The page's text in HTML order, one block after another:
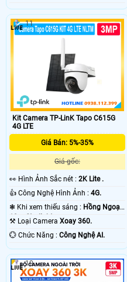
Kit Camera TP-LinK Tapo C615G
4G LTE
Giá Bán: 5%-35%
Giá gốc:
️👀 Hình Ảnh Sắc nét : 2K Lite .
👍 Công Nghệ Hình Ảnh : 4G.
❃ Khi xem thiếu sáng : Hồng Ngoại
10m Starlight.
⚒ Loại Camera Xoay 360.
️💮 Chức Năng : Công Nghệ AI.
11
10